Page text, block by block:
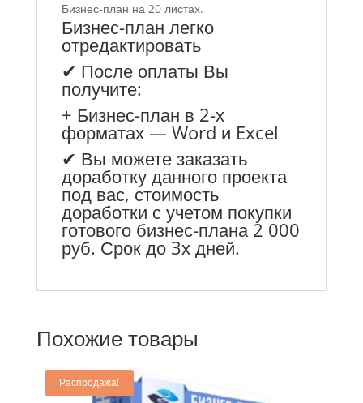
Бизнес-план на 20 листах.
Бизнес-план легко
отредактировать
✔ После оплаты Вы
получите:
+ Бизнес-план в 2-х
форматах — Word и Excel
✔ Вы можете заказать
доработку данного проекта
под вас, стоимость
доработки с учетом покупки
готового бизнес-плана 2 000
руб. Срок до 3х дней.
Похожие товары
Распродажа!